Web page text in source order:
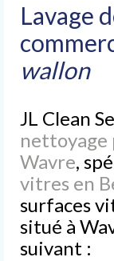
Nettoyage
Nettoyage
de Commerces
Lavage
de Vitres
Nettoyages
spéciaux
Lavage
wallon
JL Clean
nettoyage
Wavre,
vitres en
surfaces
situé à
suivant :